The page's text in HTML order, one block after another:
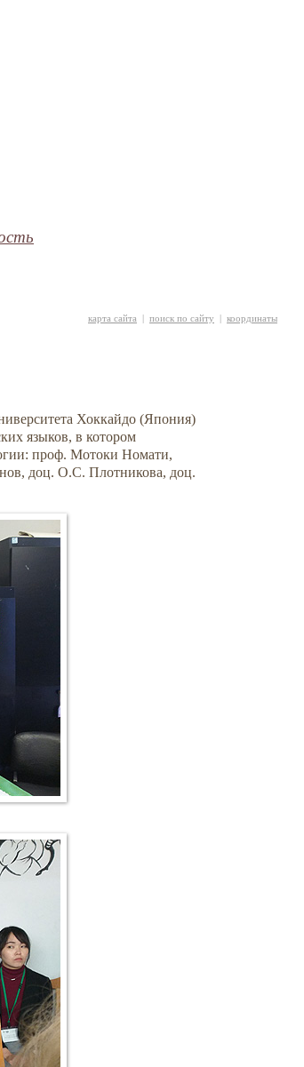
карта сайта поиск по сайту координаты
Хоккайдо (Япония)
языков, в котором
проф. Мотоки Номати,
доц. О.С. Плотникова, доц.